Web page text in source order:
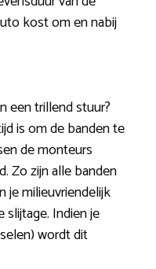
kost om en nabij
een trillend stuur?
is om de banden te
de monteurs
Zo zijn alle banden
je milieuvriendelijk
Indien je
wordt dit